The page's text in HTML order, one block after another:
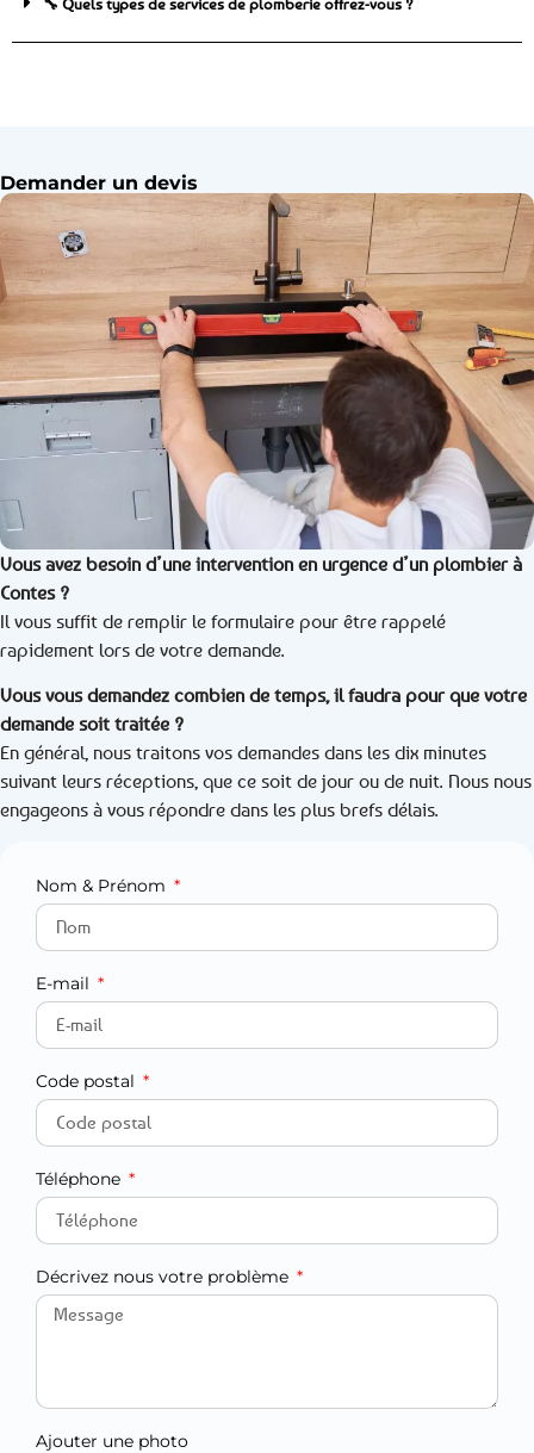
🔧 Quels types de services de plomberie offrez-vous ?
Demander un devis
Vous avez besoin d’une intervention en urgence d’un plombier à
Contes ?
Il vous suffit de remplir le formulaire pour être rappelé
rapidement lors de votre demande.
Vous vous demandez combien de temps, il faudra pour que votre
demande soit traitée ?
En général, nous traitons vos demandes dans les dix minutes
suivant leurs réceptions, que ce soit de jour ou de nuit. Nous nous
engageons à vous répondre dans les plus brefs délais.
Nom & Prénom
E-mail
Code postal
Téléphone
Décrivez nous votre problème
Ajouter une photo